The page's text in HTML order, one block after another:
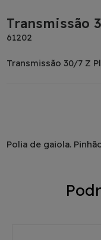
Transmissão
61202
Transmissão 30/7 Z
Polia de gaiola.